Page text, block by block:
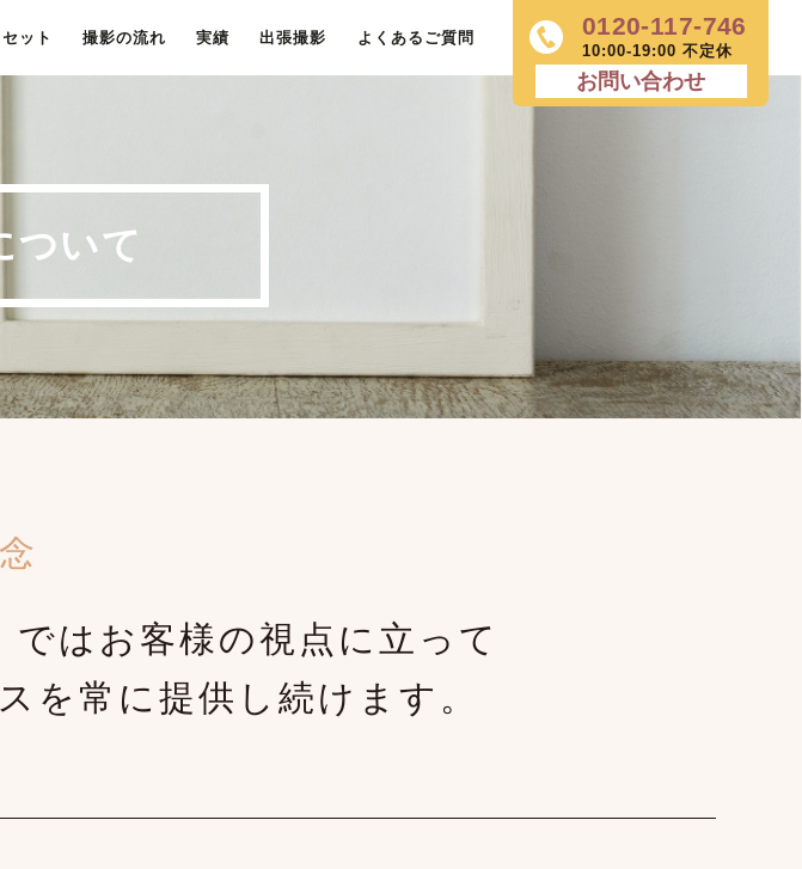
ット 撮影の流れ 実績 出張撮影 よくあるご質問 0120-117-746
10:00-19:00 不定休
お問い合わせ
ついて
はお客様の視点に立って
を常に提供し続けます。